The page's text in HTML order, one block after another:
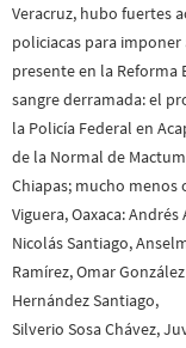
Veracruz, hubo fuertes
policiacas para
presente en la
sangre derramada: el
la Policía Federal en
de la Normal de
Chiapas; mucho
Viguera, Oaxaca:
Nicolás Santiago,
Ramírez, Omar
Hernández Santiago,
Silverio Sosa Chávez,